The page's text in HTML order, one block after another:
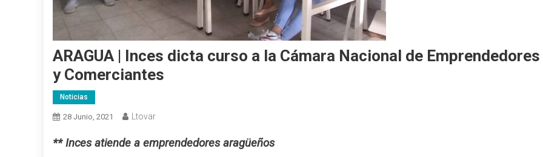
ARAGUA | Inces dicta curso a la Cámara Nacional de Emprendedores
y Comerciantes
Noticias
28 Junio, 2021 Ltovar
** Inces atiende a emprendedores aragüeños